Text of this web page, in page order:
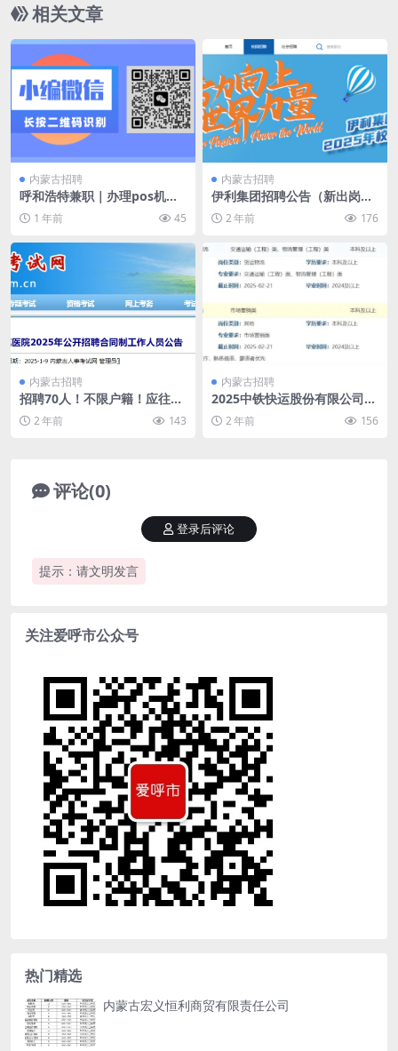
相关文章
内蒙古招聘
呼和浩特兼职｜办理pos机，
两台机器298，成为会员
1 年前 45
内蒙古招聘
伊利集团招聘公告（新出岗
位）2 年前 176
内蒙古招聘
招聘70人！不限户籍！应往届
均有岗！内蒙古事业单位招聘
2 年前 143
内蒙古招聘
2025中铁快运股份有限公司招
聘98人公告
2 年前 156
评论(0)
提示：请文明发言
登录后评论
关注爱呼市公众号
热门精选
内蒙古宏义恒利商贸有限责任公司